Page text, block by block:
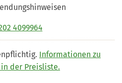
4099964
Informationen zu
der Preisliste.